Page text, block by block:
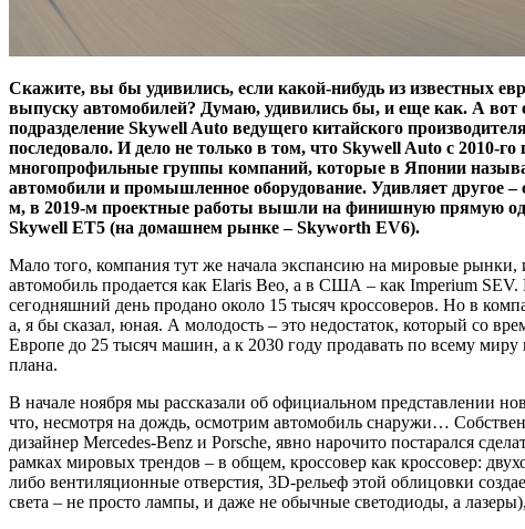
Скажите, вы бы удивились, если какой-нибудь из известных
выпуску автомобилей? Думаю, удивились бы, и еще как. А вот
подразделение Skywell Auto ведущего китайского
последовало. И дело не только в том, что Skywell Auto с 2010-
многопрофильные группы компаний, которые в Японии
автомобили и промышленное оборудование. Удивляет другое
м, в 2019-м проектные работы вышли на финишную прямую
Skywell ET5 (на домашнем рынке – Skyworth EV6).
Мало того, компания тут же начала экспансию на мировые рынки,
автомобиль продается как Elaris Beo, а в США – как Imperium
сегодняшний день продано около 15 тысяч кроссоверов. Но в
а, я бы сказал, юная. А молодость – это недостаток, который со
Европе до 25 тысяч машин, а к 2030 году продавать по всему
плана.
В начале ноября мы рассказали об официальном представлении
что, несмотря на дождь, осмотрим автомобиль снаружи…
дизайнер Mercedes-Benz и Porsche, явно нарочито постарался
рамках мировых трендов – в общем, кроссовер как кроссовер:
либо вентиляционные отверстия, 3D-рельеф этой облицовки
света – не просто лампы, и даже не обычные светодиоды, а